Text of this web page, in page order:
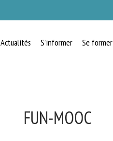
Actualités S’informer Se former
FUN-MOOC